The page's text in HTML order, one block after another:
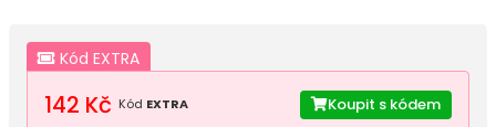
Kód EXTRA
142 Kč Kód EXTRA Koupit s kódem